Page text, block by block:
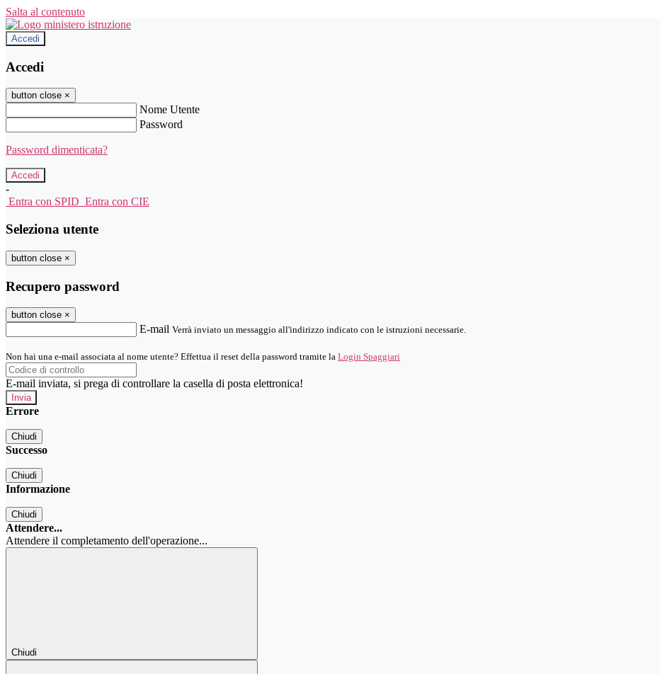
Salta al contenuto
Accedi
Accedi
button close ×
Nome Utente
Password
Password dimenticata?
-
Entra con SPID Entra con CIE
Seleziona utente
button close ×
Recupero password
button close ×
E-mail Verrà inviato un messaggio all'indirizzo indicato con le istruzioni necessarie.
Non hai una e-mail associata al nome utente? Effettua il reset della password tramite la Login Spaggiari
E-mail inviata, si prega di controllare la casella di posta elettronica!
Errore
Chiudi
Successo
Chiudi
Informazione
Chiudi
Attendere...
Attendere il completamento dell'operazione...
Chiudi